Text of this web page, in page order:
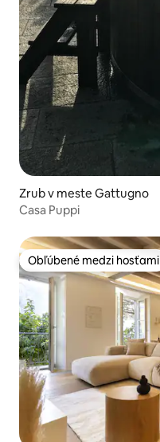
Zrub v meste Gattugno
Casa Puppi
Obľúbené medzi hosťami
Obľúbené medzi hosťami